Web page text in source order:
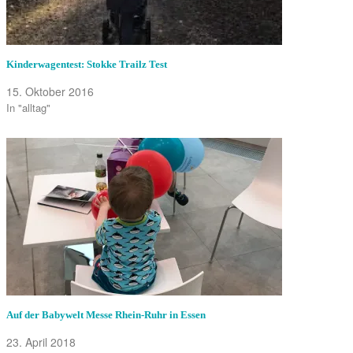
Kinderwagentest: Stokke Trailz Test
15. Oktober 2016
In "alltag"
Auf der Babywelt Messe Rhein-Ruhr in Essen
23. April 2018